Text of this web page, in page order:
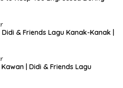
& Friends Lagu Kanak-Kanak |
| Didi & Friends Lagu